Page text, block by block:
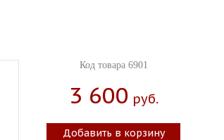
Код товара 6901
3 600 Руб.
Добавить в корзину